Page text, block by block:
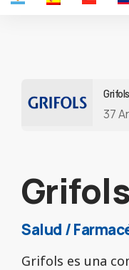
Grifols
37
Grifols
Salud /
Grifols es una